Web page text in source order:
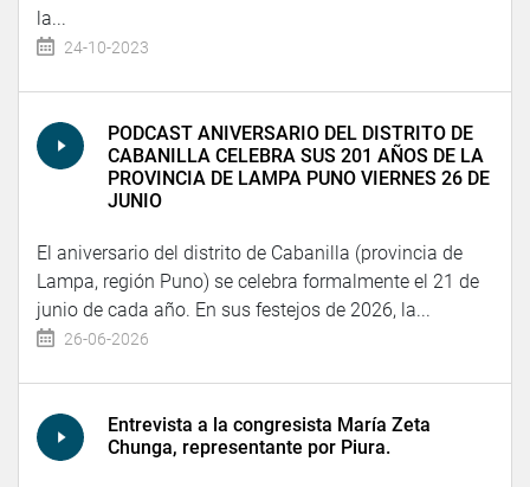
la...
24-10-2023
PODCAST ANIVERSARIO DEL DISTRITO DE
CABANILLA CELEBRA SUS 201 AÑOS DE LA
PROVINCIA DE LAMPA PUNO VIERNES 26 DE
JUNIO
El aniversario del distrito de Cabanilla (provincia de
Lampa, región Puno) se celebra formalmente el 21 de
junio de cada año. En sus festejos de 2026, la...
26-06-2026
Entrevista a la congresista María Zeta
Chunga, representante por Piura.